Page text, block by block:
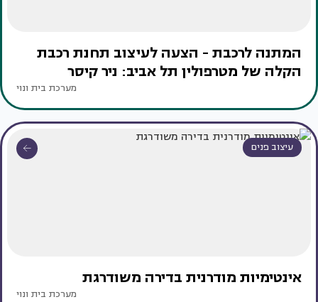
המתנה לרכבת - הצעה לעיצוב תחנת רכבת
הקלה של מטרפולין תל אביב: ניר קיסר
מערכת בית ונוי
עיצוב פנים
אינטימיות מודרנית בדירה משודרגת
מערכת בית ונוי